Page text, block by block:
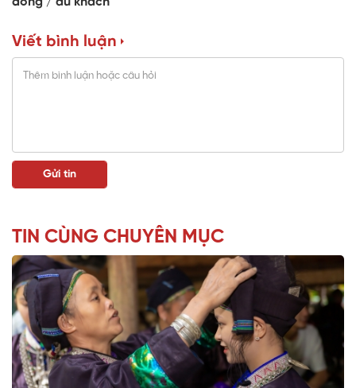
Viết bình luận
TIN CÙNG CHUYÊN MỤC